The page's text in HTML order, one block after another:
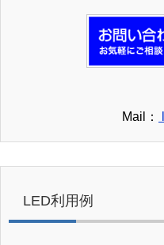
Mail：
LED利用例